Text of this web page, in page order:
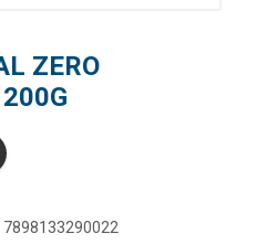
ZERO
7898133290022